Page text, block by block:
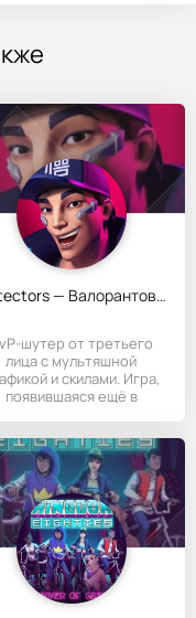
Protectors — Валорантовый Овервотч на мобилки
шутер от третьего
лица с мультяшной
и скилами. Игра,
появившаяся ещё в